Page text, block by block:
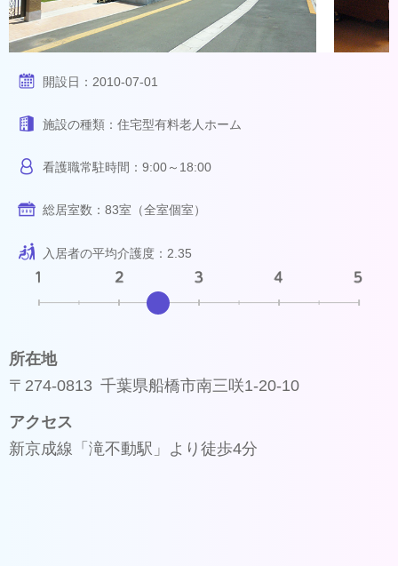
開設日： 2010-07-01
施設の種類： 住宅型有料老人ホーム
看護職常駐時間： 9:00～18:00
総居室数： 83室（全室個室）
入居者の平均介護度： 2.35
所在地
〒274-0813 千葉県船橋市南三咲1-20-10
アクセス
新京成線「滝不動駅」より徒歩4分